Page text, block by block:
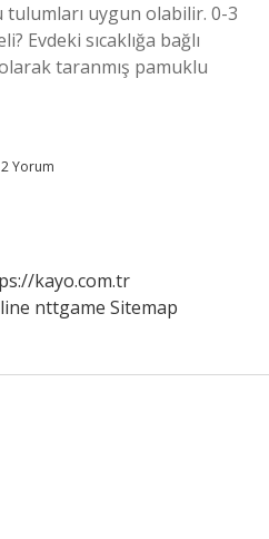
tulumları uygun olabilir. 0-3
Evdeki sıcaklığa bağlı
taranmış pamuklu
2 Yorum
kayo.com.tr
nttgame Sitemap